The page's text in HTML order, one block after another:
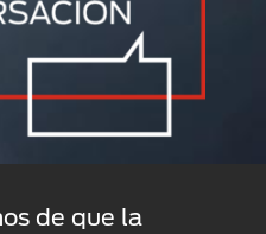
de que la